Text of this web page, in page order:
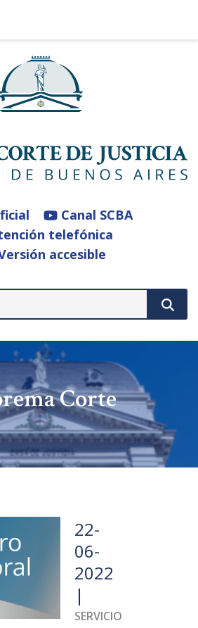
Canal SCBA
telefónica
accesible
Corte
22-
06-
2022
|
SERVICIO